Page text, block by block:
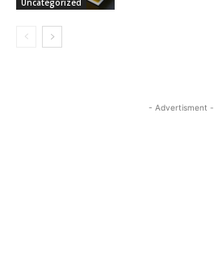
Uncategorized
- Advertisment -